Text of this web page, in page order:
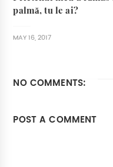
palmă, tu le ai?
MAY 16, 2017
NO COMMENTS:
POST A COMMENT